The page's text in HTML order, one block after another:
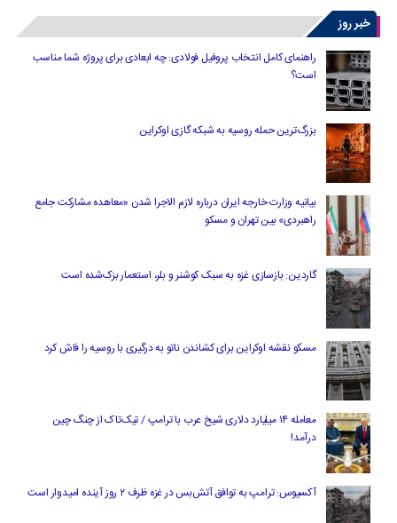
خبر روز
راهنمای کامل انتخاب پروفیل فولادی: چه ابعادی برای پروژه شما مناسب
است؟
بزرگ‌ترین حمله روسیه به شبکه گازی اوکراین
بیانیه وزارت خارجه ایران درباره لازم‌ الاجرا شدن «معاهده مشارکت جامع
راهبردی» بین تهران و مسکو
گاردین: بازسازی غزه به سبک کوشنر و بلر، استعمار بزک‌شده است
مسکو نقشه اوکراین برای کشاندن ناتو به درگیری با روسیه را فاش کرد
معامله ۱۴ میلیارد دلاری شیخ عرب با ترامپ / تیک‌تاک از چنگ چین
درآمد!
آکسیوس: ترامپ به توافق آتش‌بس در غزه ظرف ۲ روز آینده امیدوار است